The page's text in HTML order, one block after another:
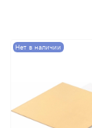
Нет в наличии